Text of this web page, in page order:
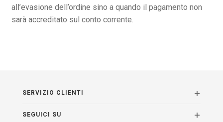
all’evasione dell’ordine sino a quando il pagamento non
sarà accreditato sul conto corrente.
SERVIZIO CLIENTI
SEGUICI SU